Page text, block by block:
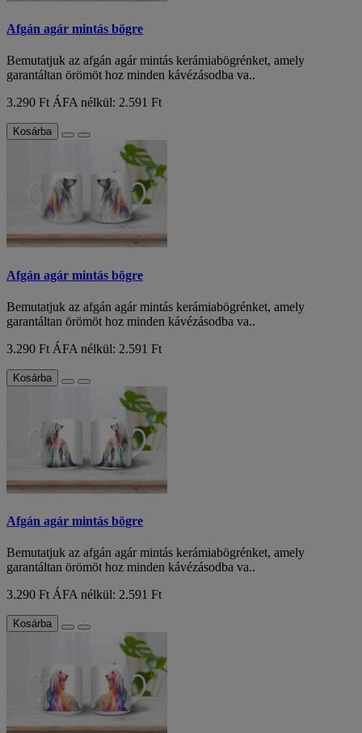
Afgán agár mintás bögre
Bemutatjuk az afgán agár mintás kerámiabögrénket, amely
garantáltan örömöt hoz minden kávézásodba va..
3.290 FtÁFA nélkül: 2.591 Ft
Kosárba
Afgán agár mintás bögre
Bemutatjuk az afgán agár mintás kerámiabögrénket, amely
garantáltan örömöt hoz minden kávézásodba va..
3.290 Ft ÁFA nélkül: 2.591 Ft
Kosárba
Afgán agár mintás bögre
Bemutatjuk az afgán agár mintás kerámiabögrénket, amely
garantáltan örömöt hoz minden kávézásodba va..
3.290 FtÁFA nélkül: 2.591 Ft
Kosárba